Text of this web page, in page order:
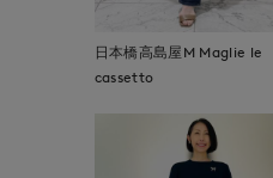
日本橋高島屋M Maglie le
cassetto